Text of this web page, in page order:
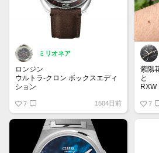
ミリオネア
ロンジン
ウルトラ-クロン ボックスエディ
ション
ロン ダイバーの復刻モデルとな
ります。特徴はオリジナルと同様
に3万6000振動/時というハイビ
ートのCal.L836.6を搭載。ケース
は僅かにサイズアップしましたが
見事な再現度です✨
7 1504日前
紫陽
と
RXW
7